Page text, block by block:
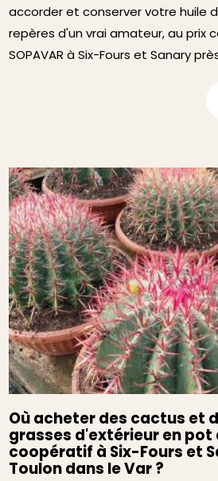
accorder et conserver votre huile
repères d'un vrai amateur, au prix
SOPAVAR à Six-Fours et Sanary
Où acheter des cactus et
grasses d'extérieur en pot
coopératif à Six-Fours et
Toulon dans le Var ?